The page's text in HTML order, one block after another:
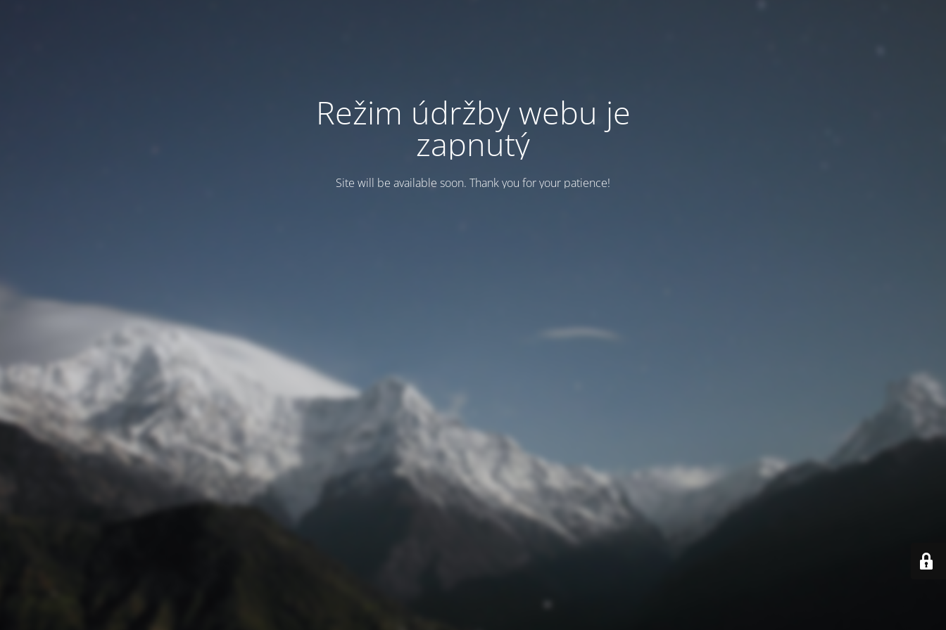
Režim údržby webu je
zapnutý
Site will be available soon. Thank you for your patience!